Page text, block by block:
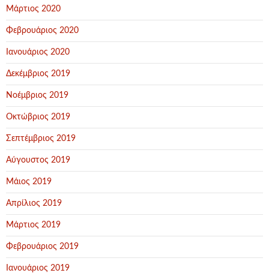
Μάρτιος 2020
Φεβρουάριος 2020
Ιανουάριος 2020
Δεκέμβριος 2019
Νοέμβριος 2019
Οκτώβριος 2019
Σεπτέμβριος 2019
Αύγουστος 2019
Μάιος 2019
Απρίλιος 2019
Μάρτιος 2019
Φεβρουάριος 2019
Ιανουάριος 2019